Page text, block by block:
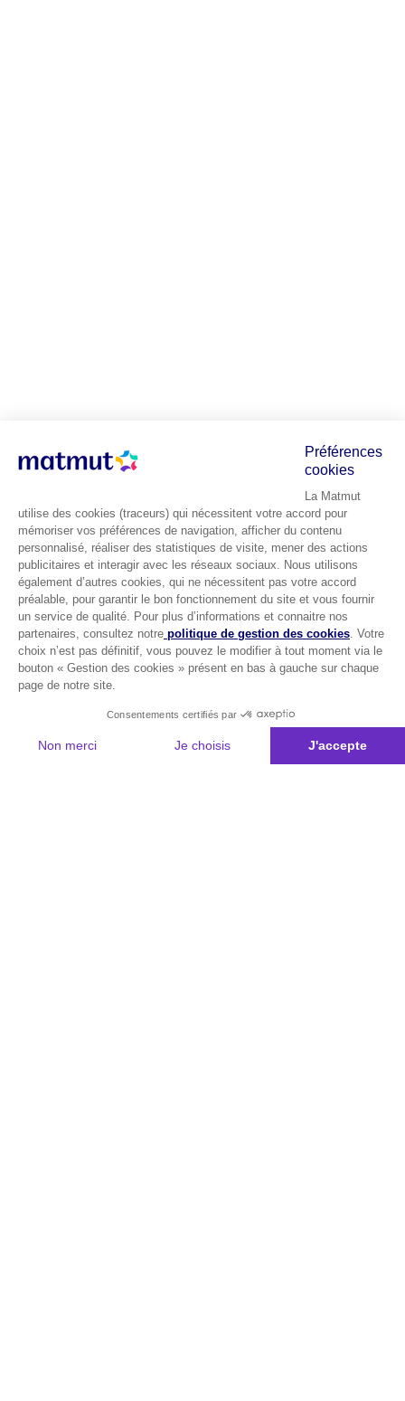
Préférences
cookies
La Matmut
utilise des cookies (traceurs) qui nécessitent votre accord pour
mémoriser vos préférences de navigation, afficher du contenu
personnalisé, réaliser des statistiques de visite, mener des actions
publicitaires et interagir avec les réseaux sociaux. Nous utilisons
également d’autres cookies, qui ne nécessitent pas votre accord
préalable, pour garantir le bon fonctionnement du site et vous fournir
un service de qualité. Pour plus d’informations et connaitre nos
partenaires, consultez notre politique de gestion des cookies. Votre
choix n’est pas définitif, vous pouvez le modifier à tout moment via le
bouton « Gestion des cookies » présent en bas à gauche sur chaque
page de notre site.
Consentements certifiés par
Non merci Je choisis
J'accepte